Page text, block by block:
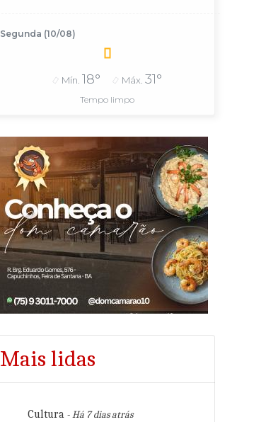
Segunda (10/08)
Mín. 18° Máx. 31°
Tempo limpo
Mais lidas
Cultura - Há 7 dias atrás